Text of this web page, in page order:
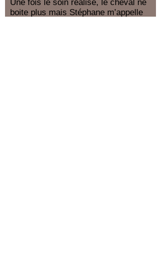
Une fois le soin réalisé, le cheval ne
boite plus mais Stéphane m’appelle